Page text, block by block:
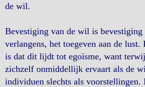
de wil.
Bevestiging van de wil is
verlangens, het toegeven aan de
is dat dit lijdt tot egoïsme, want
zichzelf onmiddellijk ervaart als de
individuen slechts als